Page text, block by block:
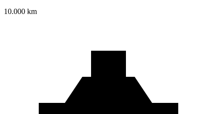
10.000 km